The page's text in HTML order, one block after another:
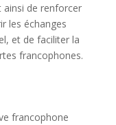
de renforcer
les échanges
et de faciliter la
francophones.
francophone